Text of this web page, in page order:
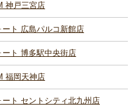
神戸三宮店
ト 広島パルコ新館店
ト 博多駅中央街店
福岡天神店
ト セントシティ北九州店